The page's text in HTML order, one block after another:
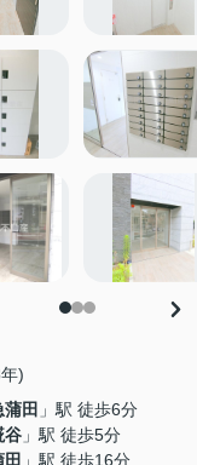
)
田 」駅 徒歩6分
谷 」駅 徒歩5分
」駅 徒歩16分